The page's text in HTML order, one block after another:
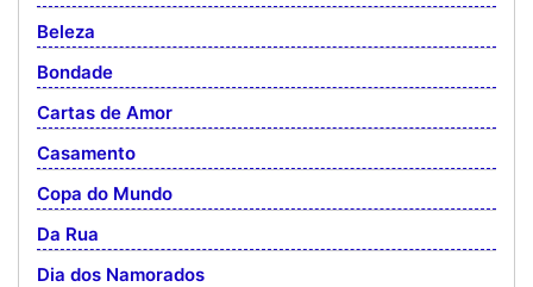
Beleza
Bondade
Cartas de Amor
Casamento
Copa do Mundo
Da Rua
Dia dos Namorados